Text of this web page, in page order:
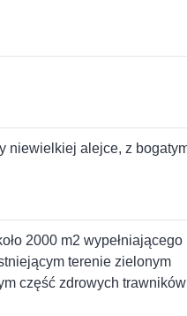
niewielkiej alejce, z
2000 m2
terenie zielonym
część zdrowych trawników